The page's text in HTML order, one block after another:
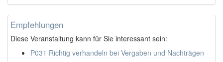
Empfehlungen
Diese Veranstaltung kann für Sie interessant sein:
P031 Richtig verhandeln bei Vergaben und Nachträgen